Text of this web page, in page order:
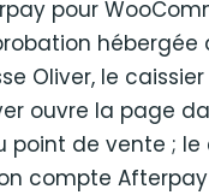
pour
hébergée
Oliver, le
ouvre la page
point de vente ; le
compte